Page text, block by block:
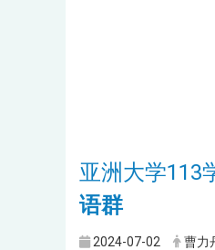
亚洲大学113
语群
2024-07-02 曹力